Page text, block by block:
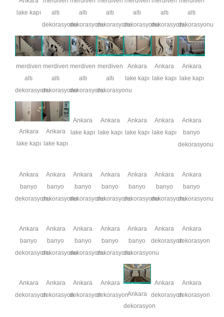
lake kapı
altı
dekorasyonu
altı
dekorasyonu
altı
dekorasyonu
altı
dekorasyonu
altı
dekorasyonu
altı
dekorasyonu
merdiven
altı
dekorasyonu
merdiven
altı
dekorasyonu
merdiven
altı
dekorasyonu
merdiven
altı
dekorasyonu
Ankara
lake kapı
Ankara
lake kapı
Ankara
lake kapı
Ankara
lake kapı
Ankara
lake kapı
Ankara
lake kapı
Ankara
lake kapı
Ankara
lake kapı
Ankara
lake kapı
Ankara
banyo
dekorasyonu
Ankara
banyo
dekorasyonu
Ankara
banyo
dekorasyonu
Ankara
banyo
dekorasyonu
Ankara
banyo
dekorasyonu
Ankara
banyo
dekorasyonu
Ankara
banyo
dekorasyonu
Ankara
banyo
dekorasyonu
Ankara
banyo
dekorasyonu
Ankara
banyo
dekorasyonu
Ankara
banyo
dekorasyonu
Ankara
banyo
dekorasyonu
Ankara
banyo
dekorasyonu
Ankara
dekorasyon
Ankara
dekorasyon
Ankara
dekorasyon
Ankara
dekorasyon
Ankara
dekorasyon
Ankara
dekorasyonAnkara
dekorasyon
Ankara
dekorasyon
Ankara
dekorasyon